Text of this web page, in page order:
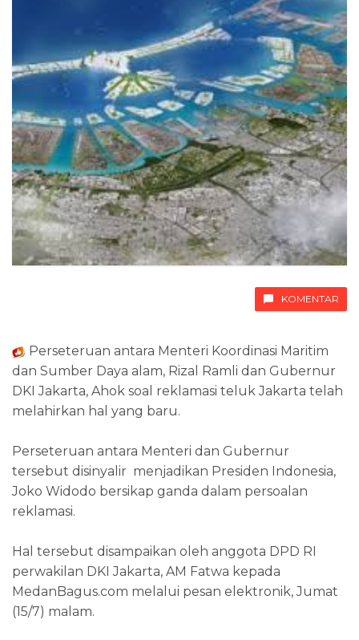
KOMENTAR
Perseteruan antara Menteri Koordinasi Maritim
dan Sumber Daya alam, Rizal Ramli dan Gubernur
DKI Jakarta, Ahok soal reklamasi teluk Jakarta telah
melahirkan hal yang baru.
Perseteruan antara Menteri dan Gubernur
tersebut disinyalir menjadikan Presiden Indonesia,
Joko Widodo bersikap ganda dalam persoalan
reklamasi.
Hal tersebut disampaikan oleh anggota DPD RI
perwakilan DKI Jakarta, AM Fatwa kepada
MedanBagus.com melalui pesan elektronik, Jumat
(15/7) malam.